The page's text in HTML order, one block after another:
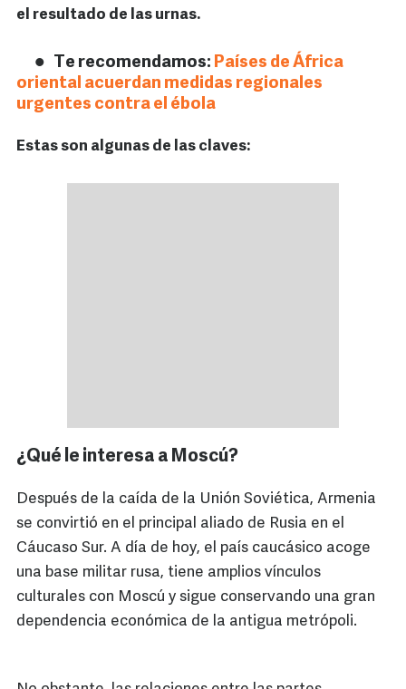
el resultado de las urnas.
Te recomendamos: Países de África
oriental acuerdan medidas regionales
urgentes contra el ébola
Estas son algunas de las claves:
¿Qué le interesa a Moscú?
Después de la caída de la Unión Soviética, Armenia
se convirtió en el principal aliado de Rusia en el
Cáucaso Sur. A día de hoy, el país caucásico acoge
una base militar rusa, tiene amplios vínculos
culturales con Moscú y sigue conservando una gran
dependencia económica de la antigua metrópoli.